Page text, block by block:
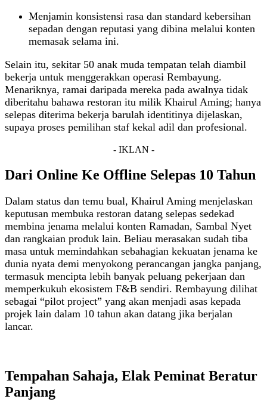
Menjamin konsistensi rasa dan standard kebersihan
sepadan dengan reputasi yang dibina melalui konten
memasak selama ini.
Selain itu, sekitar 50 anak muda tempatan telah diambil
bekerja untuk menggerakkan operasi Rembayung.
Menariknya, ramai daripada mereka pada awalnya tidak
diberitahu bahawa restoran itu milik Khairul Aming; hanya
selepas diterima bekerja barulah identitinya dijelaskan,
supaya proses pemilihan staf kekal adil dan profesional.
- IKLAN -
Dari Online Ke Offline Selepas 10 Tahun
Dalam status dan temu bual, Khairul Aming menjelaskan
keputusan membuka restoran datang selepas sedekad
membina jenama melalui konten Ramadan, Sambal Nyet
dan rangkaian produk lain. Beliau merasakan sudah tiba
masa untuk memindahkan sebahagian kekuatan jenama ke
dunia nyata demi menyokong perancangan jangka panjang,
termasuk mencipta lebih banyak peluang pekerjaan dan
memperkukuh ekosistem F&B sendiri. Rembayung dilihat
sebagai “pilot project” yang akan menjadi asas kepada
projek lain dalam 10 tahun akan datang jika berjalan
lancar.
Tempahan Sahaja, Elak Peminat Beratur
Panjang